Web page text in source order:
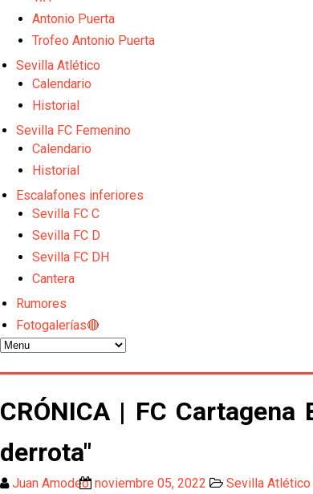
Banquillos confirmados: así queda la
Celta y Rayo agitan el mercado de La Liga
El Sevilla pone sus ojos en Ellyes Skhiri
Antonio Puerta
Trofeo Antonio Puerta
Sevilla Atlético
Calendario
Historial
Sevilla FC Femenino
Calendario
Historial
Escalafones inferiores
Sevilla FC C
Sevilla FC D
Sevilla FC DH
Cantera
Rumores
Fotogalerías🔴
CRÓNICA | FC
derrota"
Juan Amodeo noviembre 05, 2022 Sevilla Atlético